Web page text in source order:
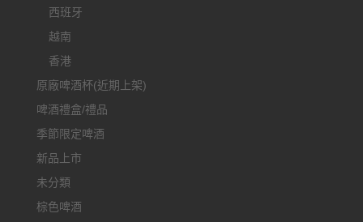
西班牙
越南
香港
原廠啤酒杯(近期上架)
啤酒禮盒/禮品
季節限定啤酒
新品上市
未分類
棕色啤酒